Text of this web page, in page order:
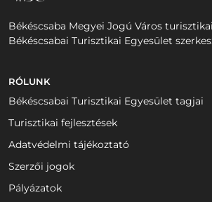
Békéscsaba Megyei Jogú Város
Békéscsabai Turisztikai Egyesület
RÓLUNK
Békéscsabai Turisztikai Egyesület tagjai
Turisztikai fejlesztések
Adatvédelmi tájékoztató
Szerzői jogok
Pályázatok